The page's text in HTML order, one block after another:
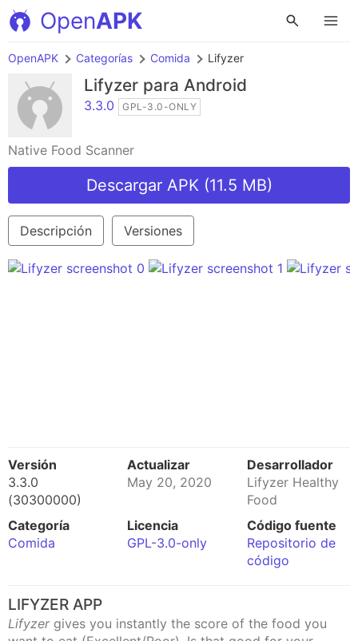
OpenAPK
OpenAPK Categorías Comida Lifyzer
Lifyzer para Android
3.3.0 GPL-3.0-ONLY
Native Food Scanner
Descargar APK (11.5 MB)
Descripción Versiones
Versión
3.3.0
(30300000)
Actualizar
May 20, 2020
Desarrollador
Lifyzer Healthy
Food
Categoría
Comida
Licencia
GPL-3.0-only
Código fuente
Repositorio de
código
LIFYZER APP
Lifyzergives you instantly the score of the food you